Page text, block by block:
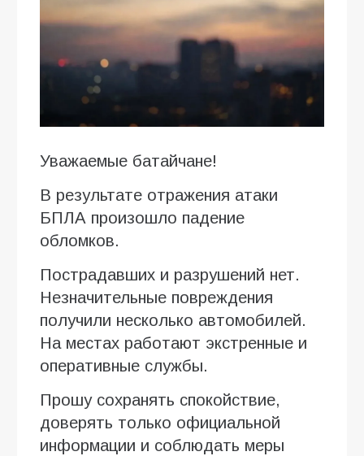
Уважаемые батайчане!
В результате отражения атаки
БПЛА произошло падение
обломков.
Пострадавших и разрушений нет.
Незначительные повреждения
получили несколько автомобилей.
На местах работают экстренные и
оперативные службы.
Прошу сохранять спокойствие,
доверять только официальной
информации и соблюдать меры